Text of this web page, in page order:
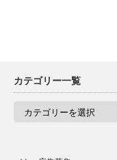
カテゴリー一覧